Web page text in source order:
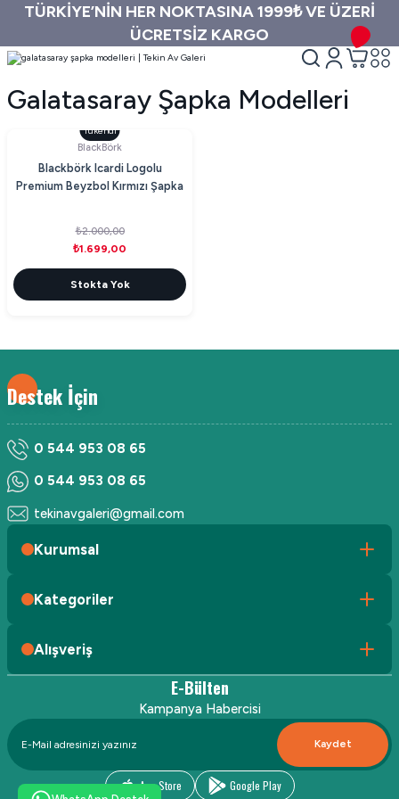
TÜRKİYE’NİN HER NOKTASINA 1999₺ VE ÜZERİ
ÜCRETSİZ KARGO
Galatasaray Şapka Modelleri
Tükendi
BlackBörk
Blackbörk Icardi Logolu
Premium Beyzbol Kırmızı Şapka
₺2.000,00
₺1.699,00
Stokta Yok
Destek İçin
0 544 953 08 65
0 544 953 08 65
tekinavgaleri@gmail.com
Kurumsal
Kategoriler
Alışveriş
E-Bülten
Kampanya Habercisi
Kaydet
App Store Google Play